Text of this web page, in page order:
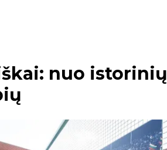
nuo istorinių